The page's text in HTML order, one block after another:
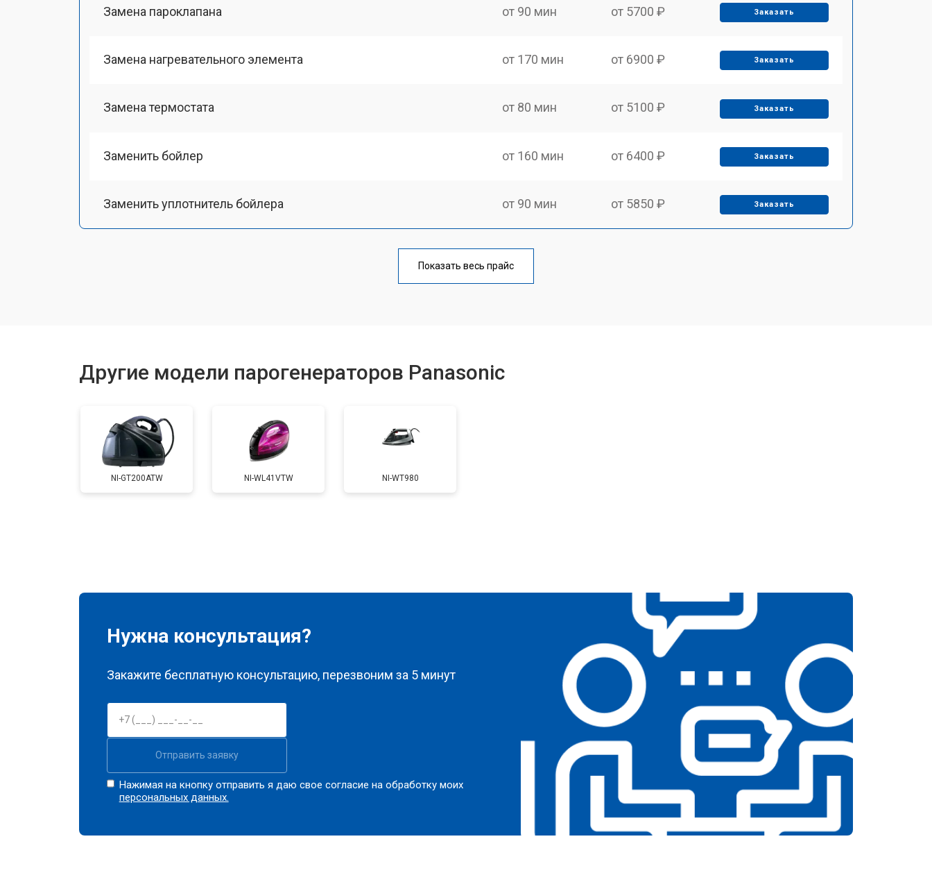
Замена пароклапана от 90 мин от 5700 ₽ Заказать
Замена нагревательного элемента от 170 мин от 6900 ₽ Заказать
Замена термостата от 80 мин от 5100 ₽ Заказать
Заменить бойлер от 160 мин от 6400 ₽ Заказать
Заменить уплотнитель бойлера от 90 мин от 5850 ₽ Заказать
от 110 мин
Замена шнура питания
Очистка подошвы утюга
Замена клапана давления
Показать весь прайс
Другие модели парогенераторов Panasonic
NI-GT200ATW NI-WL41VTW NI-WT980
Нужна консультация?
Закажите бесплатную консультацию, перезвоним за 5 минут
Отправить заявку
Нажимая на кнопку отправить я даю свое согласие на обработку моих
персональных данных.